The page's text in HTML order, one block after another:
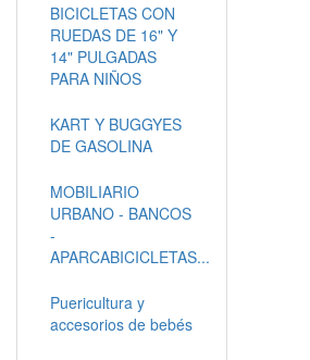
BICICLETAS CON
RUEDAS DE 16" Y
14" PULGADAS
PARA NIÑOS
KART Y BUGGYES
DE GASOLINA
MOBILIARIO
URBANO - BANCOS
-
APARCABICICLETAS...
Puericultura y
accesorios de bebés